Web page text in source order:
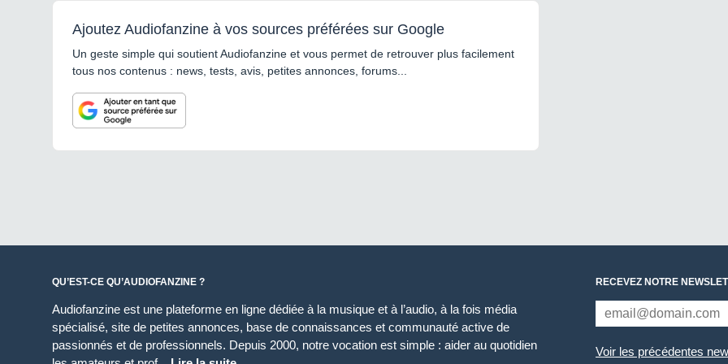
Ajoutez Audiofanzine à vos sources préférées sur Google
Un geste simple qui soutient Audiofanzine et vous permet de retrouver plus facilement
tous nos contenus : news, tests, avis, petites annonces, forums...
QU’EST-CE QU’AUDIOFANZINE ?
Audiofanzine est une plateforme en ligne dédiée à la musique et à l’audio, à la fois média
spécialisé, site de petites annonces, base de connaissances et communauté active de
passionnés et de professionnels. Depuis 2000, notre vocation est simple : aider au quotidien
RECEVEZ NOTRE
Voir les précédentes